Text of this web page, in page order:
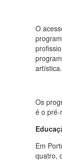
O
artística.
Os
é o pré-
Em
quatro,